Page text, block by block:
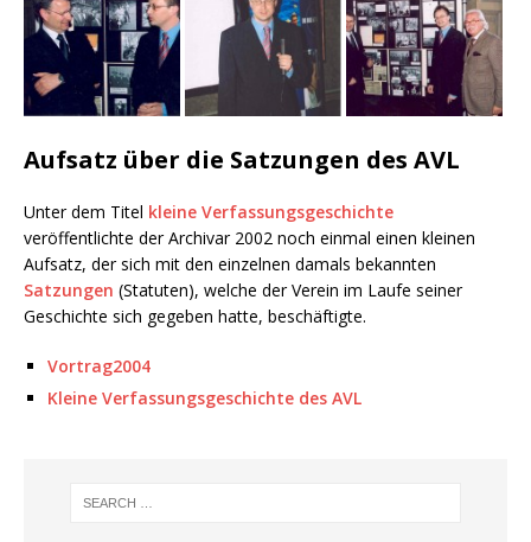
Aufsatz über die Satzungen des AVL
Unter dem Titel kleine Verfassungsgeschichte
veröffentlichte der Archivar 2002 noch einmal einen kleinen
Aufsatz, der sich mit den einzelnen damals bekannten
Satzungen (Statuten), welche der Verein im Laufe seiner
Geschichte sich gegeben hatte, beschäftigte.
Vortrag2004
Kleine Verfassungsgeschichte des AVL